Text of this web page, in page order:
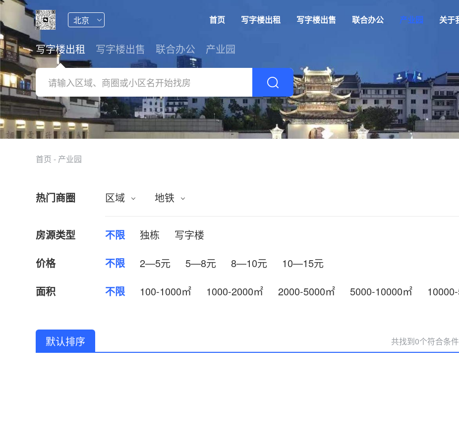
首页 写字楼出租 写字楼出售 联合办公 产业园 关于
写字楼出租 写字楼出售 联合办公 产业园
首页 - 产业园
热门商圈 区域 地铁
房源类型 不限 独栋
写字楼
价格
不限 2—5元 5—8元 8—10元
10—15元
面积
不限 100-1000㎡ 1000-2000㎡ 2000-5000㎡ 5000-10000㎡
默认排序 共找到0个符合条